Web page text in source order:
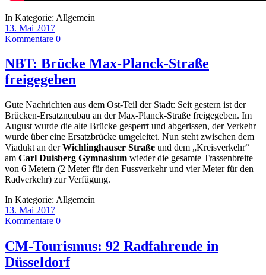
In Kategorie: Allgemein
13. Mai 2017
Kommentare 0
NBT: Brücke Max-Planck-Straße
freigegeben
Gute Nachrichten aus dem Ost-Teil der Stadt: Seit gestern ist der
Brücken-Ersatzneubau an der Max-Planck-Straße freigegeben. Im
August wurde die alte Brücke gesperrt und abgerissen, der Verkehr
wurde über eine Ersatzbrücke umgeleitet. Nun steht zwischen dem
Viadukt an derWichlinghauser Straße und dem „Kreisverkehr“
am Carl Duisberg Gymnasium wieder die gesamte Trassenbreite
von 6 Metern (2 Meter für den Fussverkehr und vier Meter für den
Radverkehr) zur Verfügung.
In Kategorie: Allgemein
13. Mai 2017
Kommentare 0
CM-Tourismus: 92 Radfahrende in
Düsseldorf